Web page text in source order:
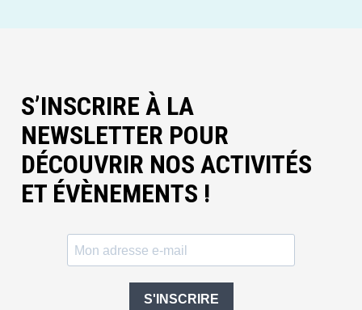
S’INSCRIRE À LA
NEWSLETTER POUR
DÉCOUVRIR NOS ACTIVITÉS
ET ÉVÈNEMENTS !
S'INSCRIRE